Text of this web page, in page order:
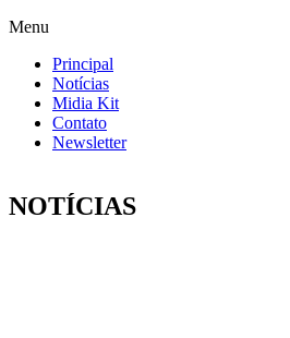
Menu
Principal
Notícias
Midia Kit
Contato
Newsletter
NOTÍCIAS